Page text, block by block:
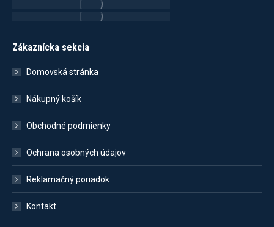
Zákaznícka sekcia
Domovská stránka
Nákupný košík
Obchodné podmienky
Ochrana osobných údajov
Reklamačný poriadok
Kontakt